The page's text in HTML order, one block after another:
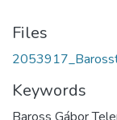
Files
Keywords